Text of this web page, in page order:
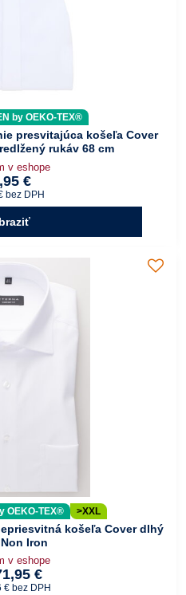
by OEKO-TEX®
presvitajúca košeľa Cover
rukáv 68 cm
v eshope
€
bez DPH
OEKO-TEX® >XXL
košeľa Cover dlhý
Iron
v eshope
€
€ bez DPH